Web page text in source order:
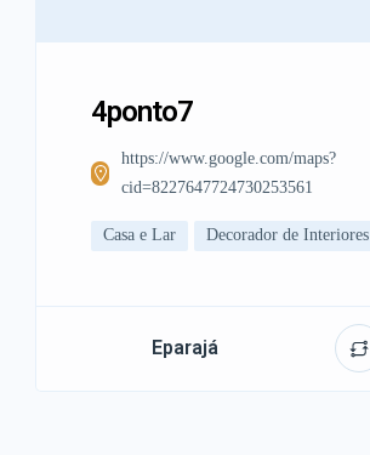
4ponto7
https://www.google.com/maps?
cid=8227647724730253561
Casa e Lar Decorador de Interiores
Eparajá